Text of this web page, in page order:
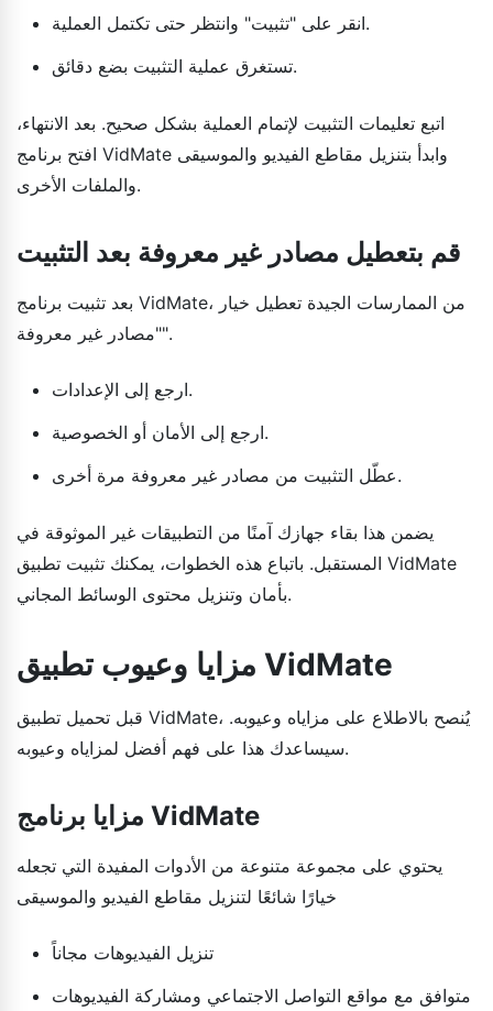
انقر على "تثبيت" وانتظر حتى تكتمل العملية.
تستغرق عملية التثبيت بضع دقائق.
اتبع تعليمات التثبيت لإتمام العملية بشكل صحيح. بعد الانتهاء،
افتح برنامج VidMate وابدأ بتنزيل مقاطع الفيديو والموسيقى
والملفات الأخرى.
قم بتعطيل مصادر غير معروفة بعد التثبيت
بعد تثبيت برنامج VidMate، من الممارسات الجيدة تعطيل خيار
"مصادر غير معروفة".
ارجع إلى الإعدادات.
ارجع إلى الأمان أو الخصوصية.
عطّل التثبيت من مصادر غير معروفة مرة أخرى.
يضمن هذا بقاء جهازك آمنًا من التطبيقات غير الموثوقة في
المستقبل. باتباع هذه الخطوات، يمكنك تثبيت تطبيق VidMate
بأمان وتنزيل محتوى الوسائط المجاني.
مزايا وعيوب تطبيق VidMate
قبل تحميل تطبيق VidMate، يُنصح بالاطلاع على مزاياه وعيوبه.
سيساعدك هذا على فهم أفضل لمزاياه وعيوبه.
مزايا برنامج VidMate
يحتوي على مجموعة متنوعة من الأدوات المفيدة التي تجعله
خيارًا شائعًا لتنزيل مقاطع الفيديو والموسيقى
تنزيل الفيديوهات مجاناً
متوافق مع مواقع التواصل الاجتماعي ومشاركة الفيديوهات